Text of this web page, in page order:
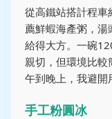
從高鐵站搭計程
薦鮮蝦海產粥，湯
給得大方。一碗
親切，但環境比較
午到晚上，我避開
手工粉圓冰